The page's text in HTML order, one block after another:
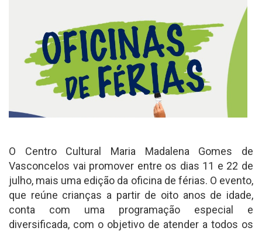
O Centro Cultural Maria Madalena Gomes de
Vasconcelos vai promover entre os dias 11 e 22 de
julho, mais uma edição da oficina de férias. O evento,
que reúne crianças a partir de oito anos de idade,
conta com uma programação especial e
diversificada, com o objetivo de atender a todos os